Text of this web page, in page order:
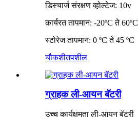
डिस्चार्ज संरक्षण व्होल्टेज: 10v
कार्यरत तापमान: -20ºC ते 60ºC
स्टोरेज तापमान: 0 ºC ते 45 ºC
चौकशीतपशील
ग्राहक ली-आयन बॅटरी
उच्च कार्यक्षमता ली-आयन बॅटरी